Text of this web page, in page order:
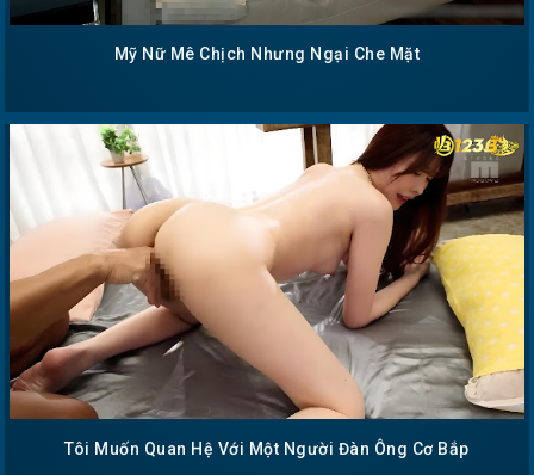
Mỹ Nữ Mê Chịch Nhưng Ngại Che Mặt
Tôi Muốn Quan Hệ Với Một Người Đàn Ông Cơ Bắp